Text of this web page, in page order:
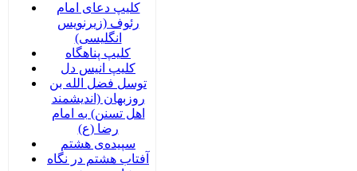
کلیپ دعای امام
رئوف (زیرنویس
انگلیسی)
کلیپ پناهگاه
کلیپ انیس دل
توسل فضل الله بن
روزبهان (اندیشمند
اهل تسنن) به امام
رضا (ع)
سپیده‌ی هشتم
آفتاب هشتم در نگاه